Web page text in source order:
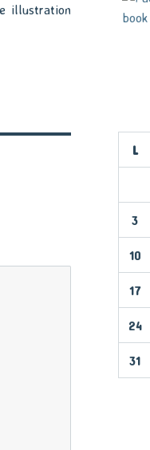
illustration
L
3
10
17
24
31